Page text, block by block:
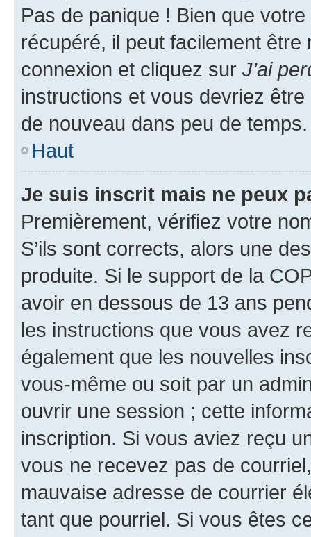
Pas de panique ! Bien que
récupéré, il peut facilement
connexion et cliquez sur J’ai
instructions et vous devriez
de nouveau dans peu de temps.
Haut
Je suis inscrit mais ne peux
Premièrement, vérifiez votre
S’ils sont corrects, alors une
produite. Si le support de la
avoir en dessous de 13 ans
les instructions que vous avez
également que les nouvelles
vous-même ou soit par un
ouvrir une session ; cette
inscription. Si vous aviez reçu
vous ne recevez pas de
mauvaise adresse de courrier
tant que pourriel. Si vous êtes